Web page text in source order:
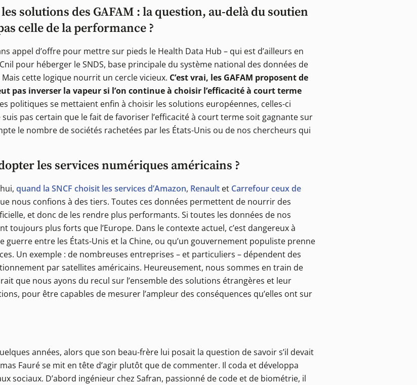
solutions des GAFAM : la question, au-delà du soutien
celle de la performance ?
appel d’offre pour mettre sur pieds le Health Data Hub – qui est d’ailleurs en
pour héberger le SNDS, base principale du système national des données de
cette logique nourrit un cercle vicieux. C’est vrai, les GAFAM proposent de
pas inverser la vapeur si l’on continue à choisir l’efficacité à court terme
politiques se mettaient enfin à choisir les solutions européennes, celles-ci
pas certain que le fait de favoriser l’efficacité à court terme soit gagnante sur
le nombre de sociétés rachetées par les États-Unis ou de nos chercheurs qui
les services numériques américains ?
quand la SNCF choisit les services d’Amazon, Renault et Carrefour ceux de
nous confions à des tiers. Toutes ces données permettent de nourrir des
et donc de les rendre plus performants. Si toutes les données de nos
toujours plus forts que l’Europe. Dans le contexte actuel, c’est dangereux à
guerre entre les États-Unis et la Chine, ou qu’un gouvernement populiste prenne
Un exemple : de nombreuses entreprises – et particuliers – dépendent des
par satellites américains. Heureusement, nous sommes en train de
que nous ayons du recul sur l’ensemble des solutions étrangères et leur
pour être capables de mesurer l’ampleur des conséquences qu’elles ont sur
années, alors que son beau-frère lui posait la question de savoir s’il devait
Fauré se mit en tête d’agir plutôt que de commenter. Il coda et développa
sociaux. D’abord ingénieur chez Safran, passionné de code et de biométrie, il